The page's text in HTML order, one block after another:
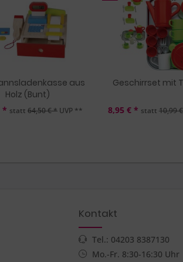
aus
Holz (Bunt)
* statt64,50 € * UVP **
Geschirrset mit
8,95 € * statt 10,99
Kontakt
Tel.: 04203 8387130
Mo.-Fr. 8:30-16:30 Uhr